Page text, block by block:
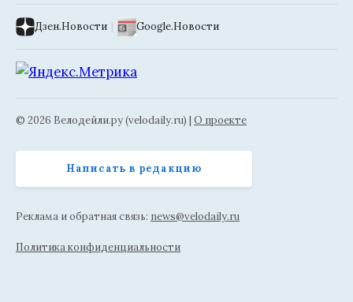
Дзен.Новости | Google.Новости
© 2026 Велодейли.ру (velodaily.ru) | О проекте
Написать в редакцию
Реклама и обратная связь: news@velodaily.ru
Политика конфиденциальности